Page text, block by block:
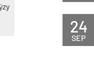
SEP
24